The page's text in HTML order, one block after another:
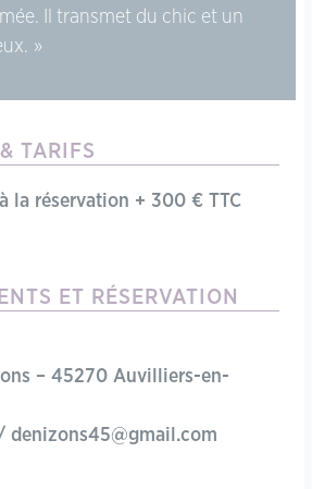
Il transmet du chic et un
TARIFS
la réservation + 300 € TTC
ET RÉSERVATION
– 45270 Auvilliers-en-